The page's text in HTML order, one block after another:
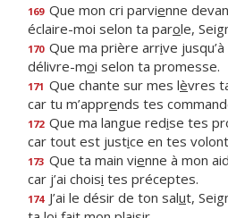
169 Que mon cri parvienne
éclaire-moi selon ta parole,
170 Que ma prière arrive
délivre-moi selon ta promesse.
171 Que chante sur mes lèvres
car tu m’apprends tes
172 Que ma langue redise tes
car tout est justice en tes
173 Que ta main vienne à mon
car j’ai choisi tes préceptes.
174 J’ai le désir de ton salut,